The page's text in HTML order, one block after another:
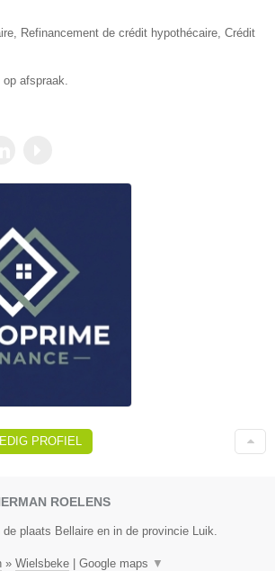
Refinancement de crédit hypothécaire, Crédit
afspraak.
PROFIEL
ROELENS
plaats Bellaire en in de provincie Luik.
» Wielsbeke Google maps ▼